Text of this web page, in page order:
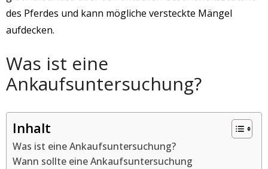
des Pferdes und kann mögliche versteckte Mängel
aufdecken.
Was ist eine
Ankaufsuntersuchung?
Inhalt
Was ist eine Ankaufsuntersuchung?
Wann sollte eine Ankaufsuntersuchung